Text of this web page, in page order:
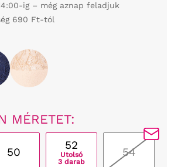
ig – még aznap feladjuk
690 Ft-tól
MÉRETET:
50
52
Utolsó
3 darab
54